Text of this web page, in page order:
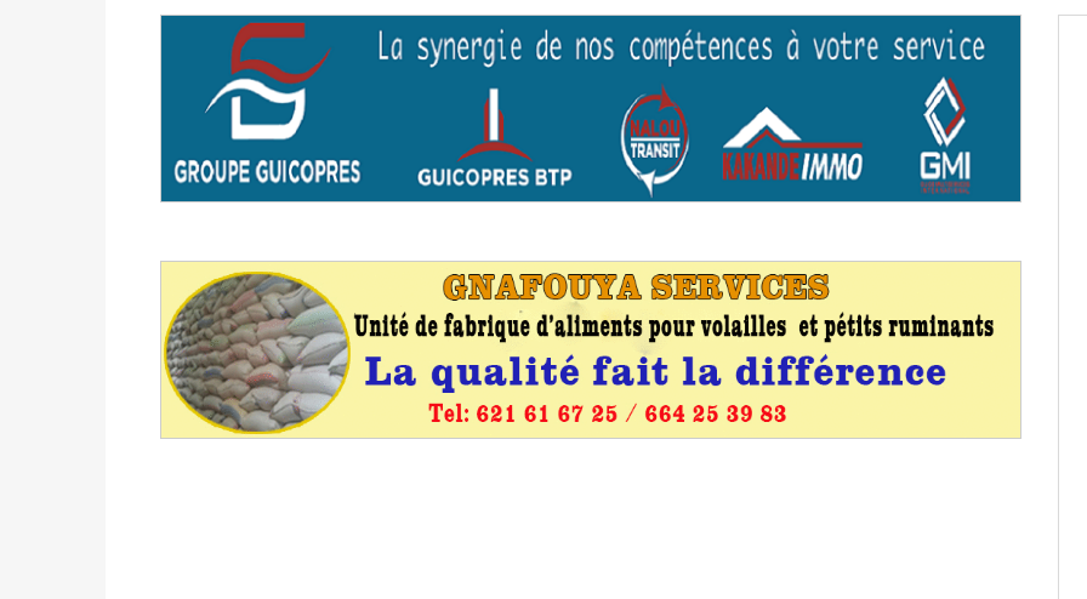
Actualités Communiqué relatif à la délivrance de la fiche de procuration
Politique- Convocation des membres des Commissions Administratives de
Centralisation des Votes (CACV) à une prestation de serment et à une
formation
des votes) avant le 16 mai à 16h
Politique-Double scrutin du 31 mai : retrait des cartes d’électeurs possible
du 16 au 31 mai 2026
Politique-Délégués de bureaux de vote : vos informations à transmettre